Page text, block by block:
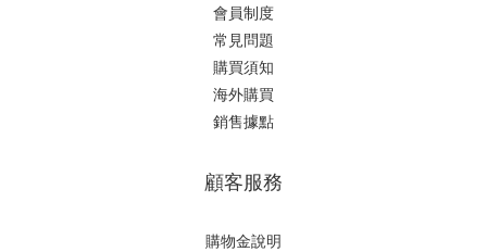
會員制度
常見問題
購買須知
海外購買
銷售據點
顧客服務
購物金說明